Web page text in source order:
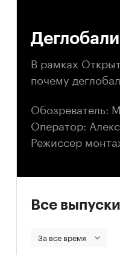
В рамках
почему
Обозреватель:
Оператор:
Режиссер
Все
За все время